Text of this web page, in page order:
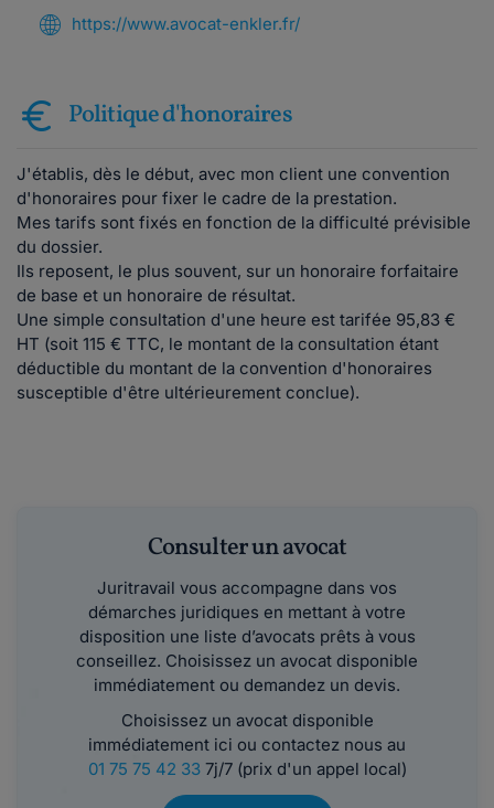
https://www.avocat-enkler.fr/
Politique d'honoraires
J'établis, dès le début, avec mon client une convention
d'honoraires pour fixer le cadre de la prestation.
Mes tarifs sont fixés en fonction de la difficulté prévisible
du dossier.
Ils reposent, le plus souvent, sur un honoraire forfaitaire
de base et un honoraire de résultat.
Une simple consultation d'une heure est tarifée 95,83 €
HT (soit 115 € TTC, le montant de la consultation étant
déductible du montant de la convention d'honoraires
susceptible d'être ultérieurement conclue).
Consulter un avocat
Juritravail vous accompagne dans vos
démarches juridiques en mettant à votre
disposition une liste d’avocats prêts à vous
conseillez. Choisissez un avocat disponible
immédiatement ou demandez un devis.
Choisissez un avocat disponible
immédiatement ici ou contactez nous au
01 75 75 42 337j/7 (prix d'un appel local)